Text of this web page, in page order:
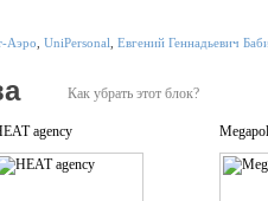
Аэро UniPersonal Евгений Геннадьевич
Как убрать этот блок?
agency